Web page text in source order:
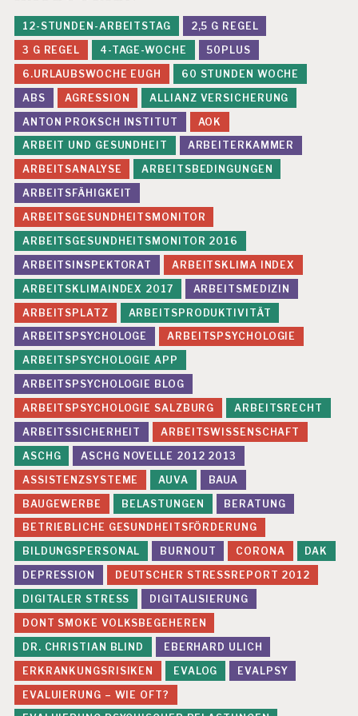
F
E
H
L
B
E
A
N
S
P
R
U
C
H
U
N
G
E
N
G
E
S
U
N
D
E
A
R
B
EI
T
G
E
S
U
N
D
H
EI
T
S
S
C
H
U
12-STUNDEN-ARBEITSTAG
2,5 G REGEL
3 G REGEL
4-TAGE-WOCHE
50PLUS
6.URLAUBSWOCHE EUGH
60 STUNDEN WOCHE
ABS
AGRESSION
ALLIANZ VERSICHERUNG
ANTON PROKSCH INSTITUT
AOK
ARBEIT UND GESUNDHEIT
ARBEITERKAMMER
ARBEITSANALYSE
ARBEITSBEDINGUNGEN
ARBEITSFÄHIGKEIT
ARBEITSGESUNDHEITSMONITOR
ARBEITSGESUNDHEITSMONITOR 2016
ARBEITSINSPEKTORAT
ARBEITSKLIMA INDEX
ARBEITSKLIMAINDEX 2017
ARBEITSMEDIZIN
ARBEITSPLATZ
ARBEITSPRODUKTIVITÄT
ARBEITSPSYCHOLOGE
ARBEITSPSYCHOLOGIE
ARBEITSPSYCHOLOGIE APP
ARBEITSPSYCHOLOGIE BLOG
ARBEITSPSYCHOLOGIE SALZBURG
ARBEITSRECHT
ARBEITSSICHERHEIT
ARBEITSWISSENSCHAFT
ASCHG
ASCHG NOVELLE 2012 2013
ASSISTENZSYSTEME
AUVA
BAUA
BAUGEWERBE
BELASTUNGEN
BERATUNG
BETRIEBLICHE GESUNDHEITSFÖRDERUNG
BILDUNGSPERSONAL
BURNOUT CORONA
DAK
DEPRESSION
DEUTSCHER STRESSREPORT 2012
DIGITALER STRESS
DIGITALISIERUNG
DONT SMOKE VOLKSBEGEHEREN
DR. CHRISTIAN BLIND
EBERHARD ULICH
ERKRANKUNGSRISIKEN
EVALOG
EVALPSY
EVALUIERUNG – WIE OFT?